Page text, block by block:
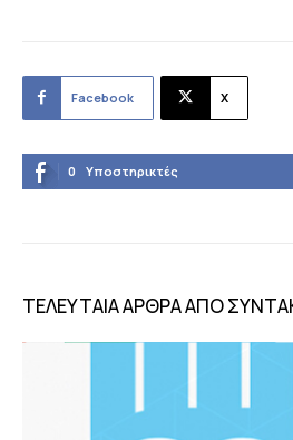
Facebook X
0 Υποστηρικτές
ΤΕΛΕΥΤΑΙΑ ΑΡΘΡΑ ΑΠΟ